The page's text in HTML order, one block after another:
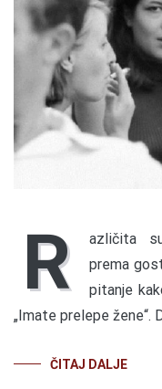
R
azličita
prema
pitanje
„Imate prelepe žene“.
ČITAJ DALJE